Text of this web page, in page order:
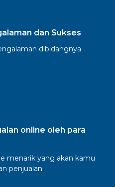
dan Sukses
dibidangnya
online oleh para
menarik yang akan kamu
penjualan